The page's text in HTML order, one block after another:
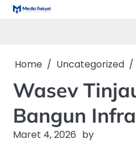
Skip
Home Uncategorized
Wasev
Bangun
Maret 4, 2026 by